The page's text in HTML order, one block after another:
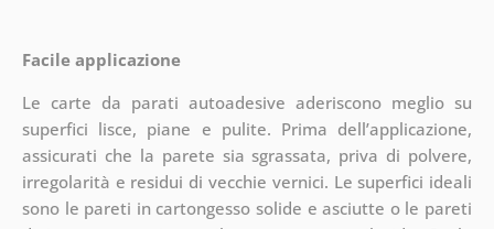
Facile applicazione
Le carte da parati autoadesive aderiscono meglio su
superfici lisce, piane e pulite. Prima dell’applicazione,
assicurati che la parete sia sgrassata, priva di polvere,
irregolarità e residui di vecchie vernici. Le superfici ideali
sono le pareti in cartongesso solide e asciutte o le pareti